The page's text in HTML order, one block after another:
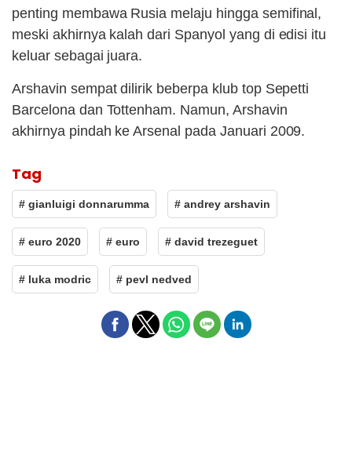
penting membawa Rusia melaju hingga semifinal,
meski akhirnya kalah dari Spanyol yang di edisi itu
keluar sebagai juara.
Arshavin sempat dilirik beberpa klub top Sepetti
Barcelona dan Tottenham. Namun, Arshavin
akhirnya pindah ke Arsenal pada Januari 2009.
Tag
# gianluigi donnarumma # andrey arshavin
# euro 2020 # euro # david trezeguet
# luka modric # pevl nedved